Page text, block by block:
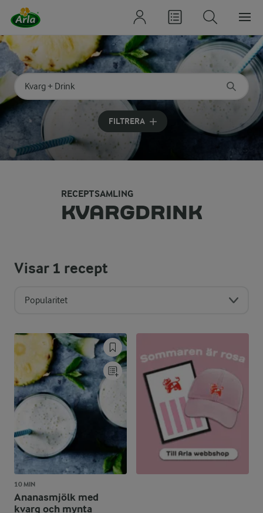
Sök på kategori eller ingrediens
Skriv in sökord för att få förslag
FILTRERA
RECEPTSAMLING
KVARGDRINK
Visar1 recept
Popularitet
10 MIN
Ananasmjölk med
kvarg och mynta